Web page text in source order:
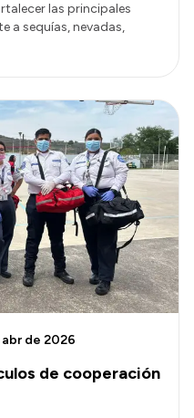
las principales
a sequías, nevadas,
de cooperación
de 2026